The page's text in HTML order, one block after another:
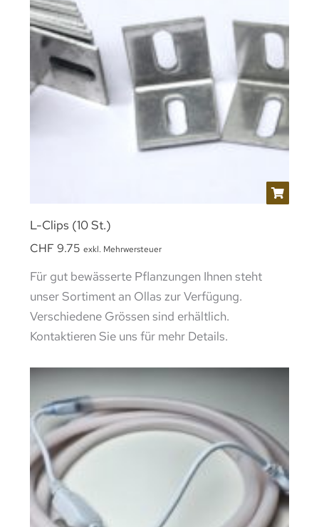
L-Clips (10 St.)
CHF 9.75 exkl. Mehrwersteuer
Für gut bewässerte Pflanzungen Ihnen steht
unser Sortiment an Ollas zur Verfügung.
Verschiedene Grössen sind erhältlich.
Kontaktieren Sie uns für mehr Details.